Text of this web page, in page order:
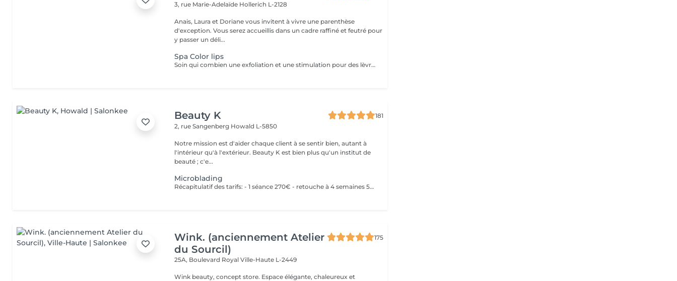
3, rue Marie-Adelaïde Hollerich L-2128
Anais, Laura et Doriane vous invitent à vivre une parenthèse
d'exception. Vous serez accueillis dans un cadre raffiné et feutré pour
y passer un déli...
Spa Color lips
Soin qui combien une exfoliation et une stimulation pour des lèvres douces et hydratées durant 10 jours. Plus souvent connu sous le non de Henna Lips, cette technique hydrate et pigmente les lèvres SANS utilisation d'aiguilles. Des lèvres traités, douces, lisses et repulpés sans douleur avec un effet Lip Sticks longue durée (de 12 à 72h). Avec un bon entretien survient une pigmentation progressive pour des lèvres gourmandes dès le réveil.
Beauty K
181
2, rue Sangenberg Howald L-5850
Notre mission est d'aider chaque client à se sentir bien, autant à
l'intérieur qu'à l'extérieur. Beauty K est bien plus qu'un institut de
beauté ; c'e...
Microblading
Récapitulatif des tarifs: - 1 séance 270€ - retouche à 4 semaines 50€ - retouche à 1 an 150€ - retouche 2 ans 200€
Wink. (anciennement Atelier
du Sourcil)
175
25A, Boulevard RoyalVille-Haute L-2449
Wink beauty, concept store. Espace élégante, chaleureux et